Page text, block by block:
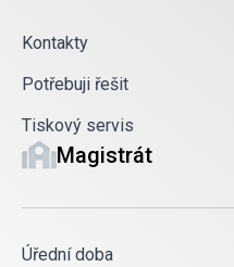
Kontakty
Potřebuji řešit
Tiskový servis
Magistrát
Úřední doba